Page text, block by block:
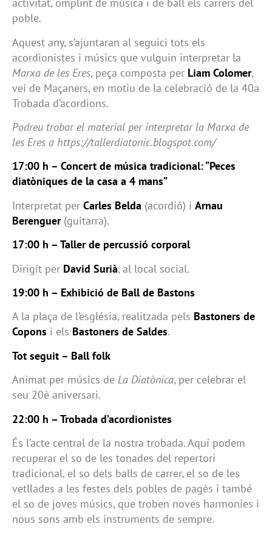
activitat, omplint de música i de ball els carrers del
poble.
Aquest any, s’ajuntaran al seguici tots els
acordionistes i músics que vulguin interpretar la
Marxa de les Eres, peça composta per Liam Colomer,
veí de Maçaners, en motiu de la celebració de la 40a
Trobada d’acordions.
Podreu trobar el material per interpretar la Marxa de
les Eres a https://tallerdiatonic.blogspot.com/
17:00 h – Concert de música tradicional: “Peces
diatòniques de la casa a 4 mans”
Interpretat per Carles Belda (acordió) i Arnau
Berenguer(guitarra).
17:00 h – Taller de percussió corporal
Dirigit per David Surià, al local social.
19:00 h – Exhibició de Ball de Bastons
A la plaça de l’església, realitzada pels Bastoners de
Copons i els Bastoners de Saldes.
Tot seguit – Ball folk
Animat per músics de La Diatònica, per celebrar el
seu 20è aniversari.
22:00 h – Trobada d’acordionistes
És l’acte central de la nostra trobada. Aquí podem
recuperar el so de les tonades del repertori
tradicional, el so dels balls de carrer, el so de les
vetllades a les festes dels pobles de pagès i també
el so de joves músics, que troben noves harmonies i
nous sons amb els instruments de sempre.